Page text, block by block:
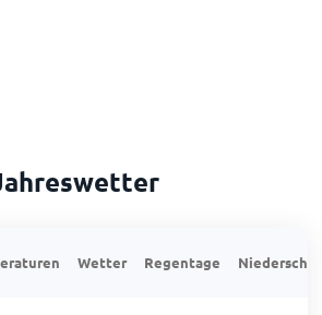
Wetter Regentage